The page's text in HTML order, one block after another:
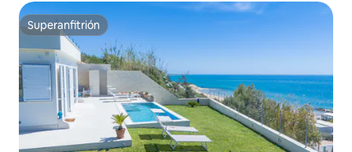
Superanfitrión
Superanfitrión